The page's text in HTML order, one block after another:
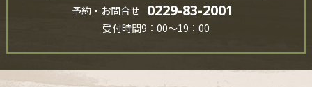
予約・お問合せ 0229-83-2001
受付時間9：00～19：00